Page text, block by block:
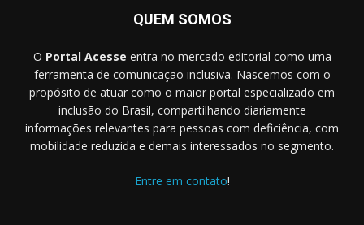
QUEM SOMOS
O Portal Acesse entra no mercado editorial como uma
ferramenta de comunicação inclusiva. Nascemos com o
propósito de atuar como o maior portal especializado em
inclusão do Brasil, compartilhando diariamente
informações relevantes para pessoas com deficiência, com
mobilidade reduzida e demais interessados no segmento.
Entre em contato!